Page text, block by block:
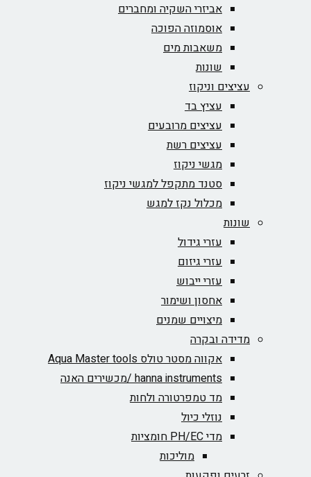
אביזרי השקיה ומחברים
אוסמוזה הפוכה
משאבות מים
שונות
עציצים וניקוז
עציץ בד
עציצים מרובעים
עציצים רשת
מגשי ניקוז
סטנד מתקפל למגשי ניקוז
מכלול נקז למגש
שונות
עזרי גידול
עזרי גיזום
עזרי ייבוש
אחסון ושימור
מיצויים שמנים
מדידה ובקרה
אקווה מסטר טולס Aqua Master tools
hanna instruments /מכשירים האנה
מד טמפרטורה ולחות
נוזלי כיול
מדי PH/EC חומציות
מוליכות